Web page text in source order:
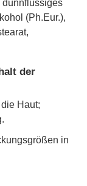
dünnflüssiges
(Ph.Eur.),
der
Haut;
in